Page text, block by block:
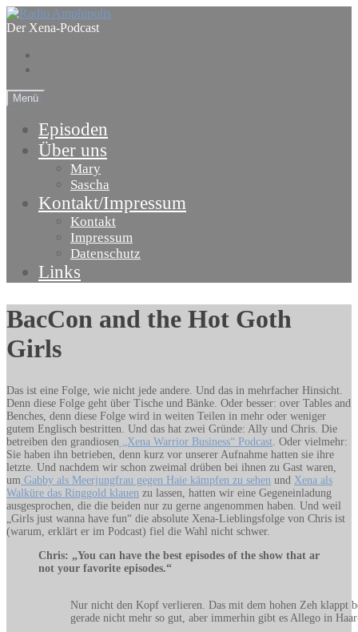
Skip
to
Der Xena-Podcast
Twitter
Menü
Episoden
Über uns
Mary
Sascha
Kontakt/Impressum
Kontakt
Impressum
Datenschutz
Links
BacCon and the Hot Goth
Girls
Das ist eine Folge, wie nicht jede andere. Und das in mehrfacher Hinsicht.
Denn diese Folge geht über Tische und Bänke. Oder besser: over Tables and
Benches, denn diese Folge wird in weiten Teilen in mehr oder weniger
gutem Englisch bestritten. Und das hat zwei Gründe: Ally und Chris. Die
betreiben den grandiosen „Xena Warrior Business“ Podcast. Oder vielmehr:
Sie haben ihn betrieben, denn kurz vor unserer Aufnahme hatten sie ihre
letzte. Und nachdem wir schon zweimal drüben bei ihnen zu Gast waren,
um Gabby als Meerjungfrau gegen Haie kämpfen zu sehen und Xena als
Walküre das Ringgold klauen zu lassen, hatten wir eine Gegeneinladung
ausgesprochen, die die beiden nur zu gerne angenommen haben. Und weil
„Girls just wanna have fun“ die absolute Xena-Lieblingsfolge von Chris ist
(warum, erklärt er im Podcast) fiel die Wahl nicht schwer.
Chris: „You can have the best episodes of the show that ar
not your favorite episodes.“
Nur nicht den Kopf verlieren. Das mit dem hohen Zeh klappt
gerade nicht mehr so gut, aber immerhin gibt es Allego in